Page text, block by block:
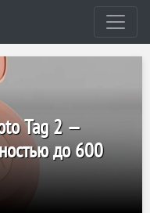
Tag 2 —
до 600